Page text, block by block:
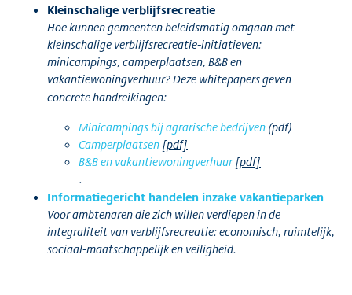
Kleinschalige verblijfsrecreatie
Hoe kunnen gemeenten beleidsmatig omgaan met
kleinschalige verblijfsrecreatie-initiatieven:
minicampings, camperplaatsen, B&B en
vakantiewoningverhuur? Deze whitepapers geven
concrete handreikingen:
Minicampings bij agrarische bedrijven(pdf)
Camperplaatsen[pdf]
B&B en vakantiewoningverhuur[pdf]
.
Informatiegericht handelen inzake vakantieparken
Voor ambtenaren die zich willen verdiepen in de
integraliteit van verblijfsrecreatie: economisch, ruimtelijk,
sociaal-maatschappelijk en veiligheid.